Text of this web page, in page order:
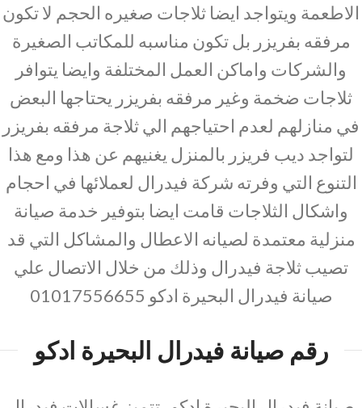
الاطعمة ويتواجد ايضا ثلاجات صغيره الحجم لا تكون
مرفقه بفريزر بل تكون مناسبه للمكاتب الصغيرة
والشركات واماكن العمل المختلفة وايضا يتوافر
ثلاجات ضخمة وغير مرفقه بفريزر يحتاجها البعض
في منازلهم لعدم احتياجهم الي ثلاجة مرفقه بفريزر
لتواجد ديب فريزر بالمنزل يغنيهم عن هذا ومع هذا
التنوع التي وفرته شركة فيدرال لعملائها في احجام
واشكال الثلاجات قامت ايضا بتوفير خدمة صيانة
منزلية معتمدة لصيانه الاعطال والمشاكل التي قد
تصيب ثلاجة فيدرال وذلك من خلال الاتصال علي
صيانة فيدرال البحيرة ادكو 01017556655
رقم صيانة فيدرال البحيرة ادكو